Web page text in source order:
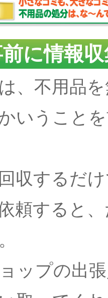
に情報
、不用品
いうこと
収するだ
頼すると
ップの出